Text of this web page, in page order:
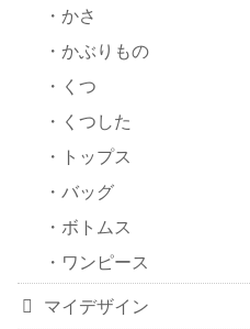
かさ
かぶりもの
くつ
くつした
トップス
バッグ
ボトムス
ワンピース
マイデザイン